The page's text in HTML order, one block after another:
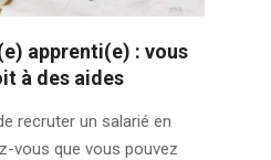
apprenti(e) : vous
à des aides
recruter un salarié en
vous que vous pouvez